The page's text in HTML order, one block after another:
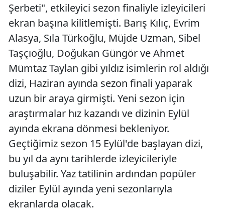
Şerbeti", etkileyici sezon finaliyle izleyicileri
ekran başına kilitlemişti. Barış Kılıç, Evrim
Alasya, Sıla Türkoğlu, Müjde Uzman, Sibel
Taşçıoğlu, Doğukan Güngör ve Ahmet
Mümtaz Taylan gibi yıldız isimlerin rol aldığı
dizi, Haziran ayında sezon finali yaparak
uzun bir araya girmişti. Yeni sezon için
araştırmalar hız kazandı ve dizinin Eylül
ayında ekrana dönmesi bekleniyor.
Geçtiğimiz sezon 15 Eylül'de başlayan dizi,
bu yıl da aynı tarihlerde izleyicileriyle
buluşabilir. Yaz tatilinin ardından popüler
diziler Eylül ayında yeni sezonlarıyla
ekranlarda olacak.